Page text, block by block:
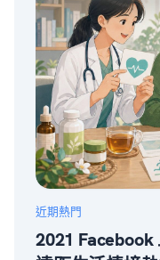
近期熱門
2021 Facebook